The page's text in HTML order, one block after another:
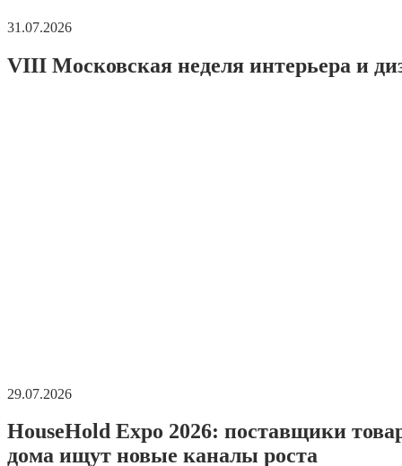
31.07.2026
VIII Московская неделя интерьера и
29.07.2026
HouseHold Expo 2026: поставщики
дома ищут новые каналы роста